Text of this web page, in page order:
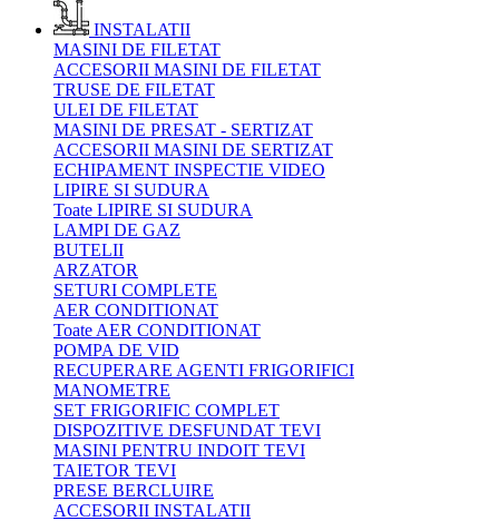
INSTALATII
MASINI DE FILETAT
ACCESORII MASINI DE FILETAT
TRUSE DE FILETAT
ULEI DE FILETAT
MASINI DE PRESAT - SERTIZAT
ACCESORII MASINI DE SERTIZAT
ECHIPAMENT INSPECTIE VIDEO
LIPIRE SI SUDURA
Toate LIPIRE SI SUDURA
LAMPI DE GAZ
BUTELII
ARZATOR
SETURI COMPLETE
AER CONDITIONAT
Toate AER CONDITIONAT
POMPA DE VID
RECUPERARE AGENTI FRIGORIFICI
MANOMETRE
SET FRIGORIFIC COMPLET
DISPOZITIVE DESFUNDAT TEVI
MASINI PENTRU INDOIT TEVI
TAIETOR TEVI
PRESE BERCLUIRE
ACCESORII INSTALATII